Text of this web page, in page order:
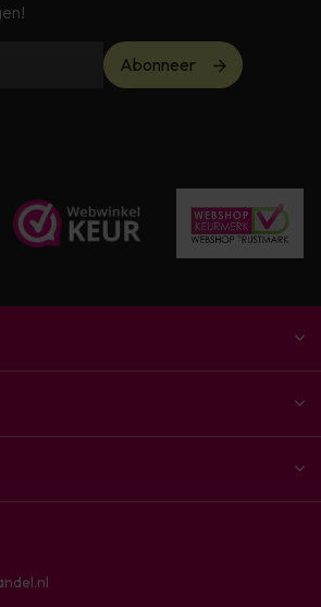
Abonneer